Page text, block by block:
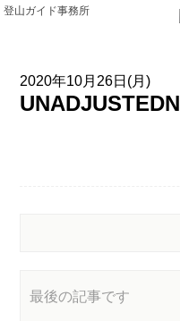
登山ガイド事務所
2020年10月26日(月)
最後の記事です